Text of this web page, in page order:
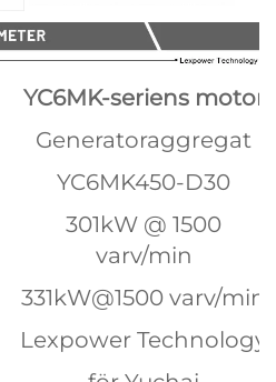
YC6MK-seriens motor
Generatoraggregat
YC6MK450-D30
301kW @ 1500
varv/min
331kW@1500 varv/min
Lexpower Technology